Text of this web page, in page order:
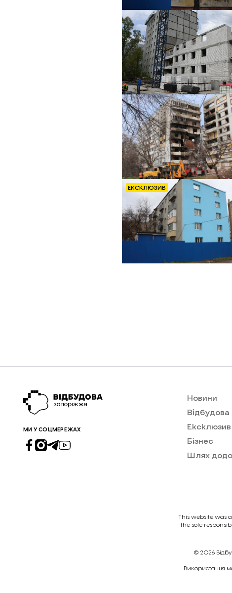
ЕКСКЛЮЗИВ
МИ У СОЦМЕРЕЖАХ
Новини
Ексклюзив
Бізнес
Шлях
This website was
the sole
© 2026
Викориcтання